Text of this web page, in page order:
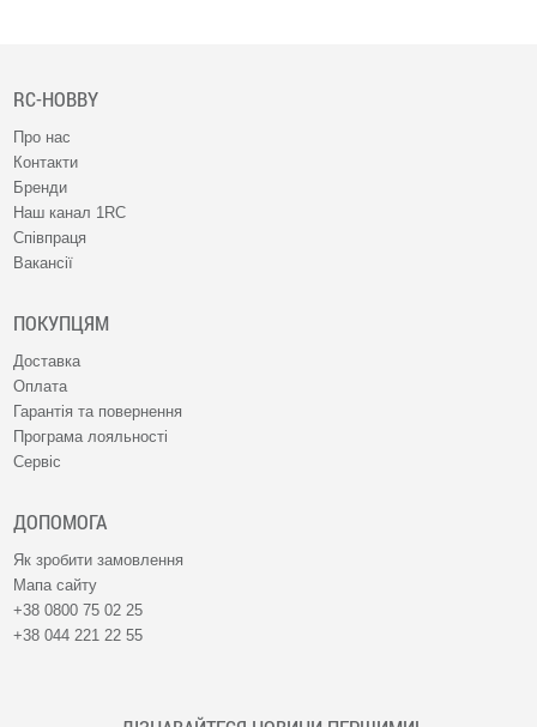
RC-HOBBY
Про нас
Контакти
Бренди
Наш канал 1RC
Співпраця
Вакансії
ПОКУПЦЯМ
Доставка
Оплата
Гарантія та повернення
Програма лояльності
Сервіс
ДОПОМОГА
Як зробити замовлення
Мапа сайту
+38 0800 75 02 25
+38 044 221 22 55